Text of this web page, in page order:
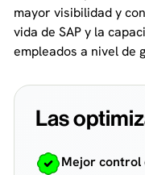
mayor visibilidad y
vida de SAP y la
empleados a nivel de
Las
Mejor control